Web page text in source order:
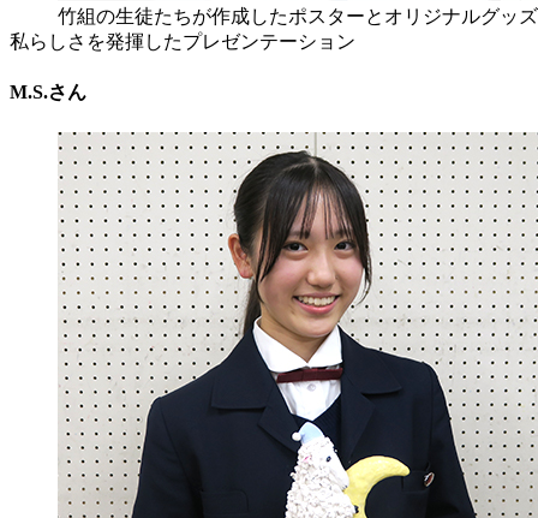
竹組の生徒たちが作成したポスターとオリジナルグッズ
私らしさを発揮したプレゼンテーション
M.S.さん